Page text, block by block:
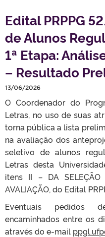
Edital PRPPG
de Alunos
1ª Etapa:
– Resultado
13/06/2026
O Coordenador do
Letras, no uso de suas
torna pública a lista
na avaliação dos
seletivo de alunos
Letras desta
itens II – DA
AVALIAÇÃO, do Edital
Eventuais pedidos
encaminhados entre os
através do e-mail